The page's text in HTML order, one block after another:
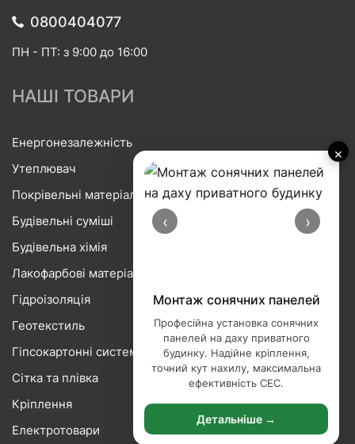
×
‹ ›
Монтаж сонячних панелей
Професійна установка сонячних
панелей на даху приватного
будинку. Надійне кріплення,
точний кут нахилу, максимальна
ефективність СЕС.
Детальніше →
0800404077
ПН - ПТ: з 9:00 до 16:00
НАШІ ТОВАРИ
Енергонезалежність
Утеплювач
Покрівельні матеріали
Будівельні суміші
Будівельна хімія
Лакофарбові матеріали
Гідроізоляція
Геотекстиль
Гіпсокартонні системи
Сітка та плівка
Кріплення
Електротовари